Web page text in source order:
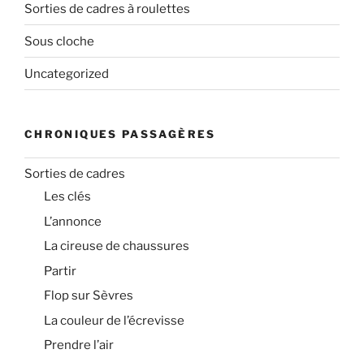
Sorties de cadres à roulettes
Sous cloche
Uncategorized
CHRONIQUES PASSAGÈRES
Sorties de cadres
Les clés
L’annonce
La cireuse de chaussures
Partir
Flop sur Sèvres
La couleur de l’écrevisse
Prendre l’air